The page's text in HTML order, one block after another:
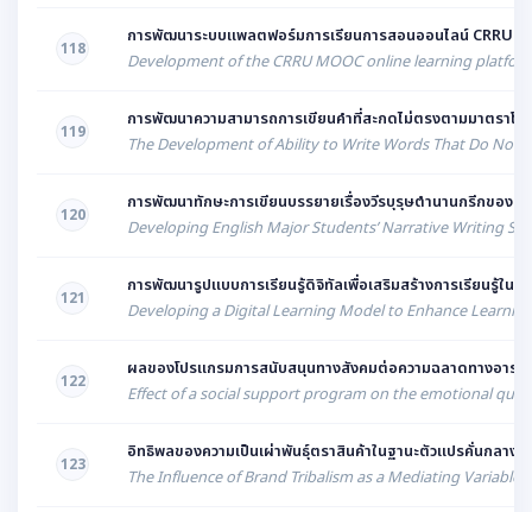
118
การพัฒนาระบบแพลตฟอร์มการเรียนการสอนออนไลน์ CRRU
Development of the CRRU MOOC online learning
119
การพัฒนาความสามารถการเขียนคำที่สะกดไม่ตรงตามมาตรา
The Development of Ability to Write Words That Do Not
120
การพัฒนาทักษะการเขียนบรรยายเรื่องวีรบุรุษตำนานกรีกของนั
Developing English Major Students’ Narrative Writing
121
การพัฒนารูปแบบการเรียนรู้ดิจิทัลเพื่อเสริมสร้างการเรียนรู้ในวิ
Developing a Digital Learning Model to Enhance
122
ผลของโปรแกรมการสนับสนุนทางสังคมต่อความฉลาดทางอาร
Effect of a social support program on the emotional
123
อิทธิพลของความเป็นเผ่าพันธุ์ตราสินค้าในฐานะตัวแปรคั่นกลา
The Influence of Brand Tribalism as a Mediating